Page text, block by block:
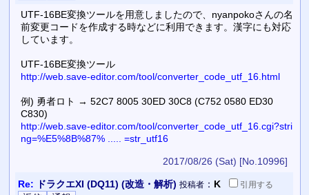
UTF-16BE変換ツールを用意しましたので、nyanpokoさんの名
前変更コードを作成する時などに利用できます。漢字にも対応
しています。
UTF-16BE変換ツール
http://web.save-editor.com/tool/converter_code_utf_16.html
例) 勇者ロト → 52C7 8005 30ED 30C8 (C752 0580 ED30
C830)
http://web.save-editor.com/tool/converter_code_utf_16.cgi?stri
ng=%E5%8B%87% ..... =str_utf16
2017/08/26 (Sat) [No.10996]
Re: ドラクエXI (DQ11) (改造・解析) 投稿者： K 引用する